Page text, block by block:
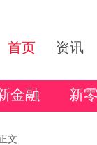
首页 资讯
金融 新
文